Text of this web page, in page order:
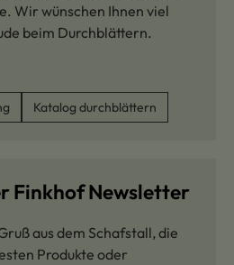
Wir wünschen Ihnen viel
beim Durchblättern.
Katalog durchblättern
Finkhof Newsletter
aus dem Schafstall, die
Produkte oder